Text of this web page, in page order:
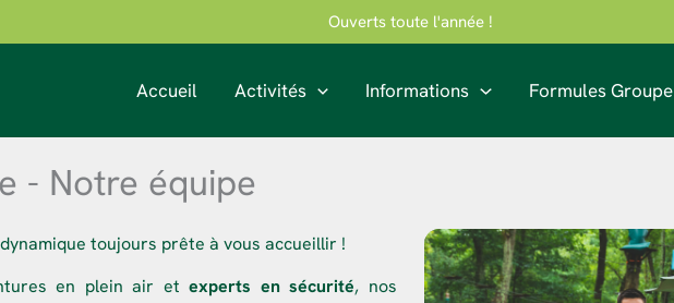
Ouverts toute l'année !
Accueil Activités Informations Formules Groupe
- Notre équipe
toujours prête à vous accueillir !
en plein air etexperts en sécurité, nos